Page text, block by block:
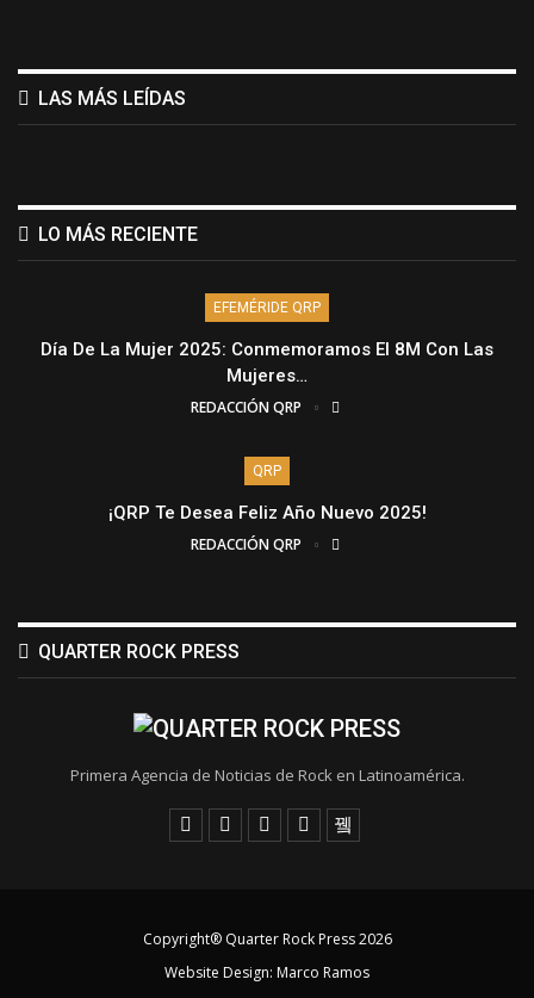
LAS MÁS LEÍDAS
LO MÁS RECIENTE
EFEMÉRIDE QRP
Día De La Mujer 2025: Conmemoramos El 8M Con Las
Mujeres…
REDACCIÓN QRP
QRP
¡QRP Te Desea Feliz Año Nuevo 2025!
REDACCIÓN QRP
QUARTER ROCK PRESS
Primera Agencia de Noticias de Rock en Latinoamérica.
Copyright® Quarter Rock Press 2026
Website Design: Marco Ramos